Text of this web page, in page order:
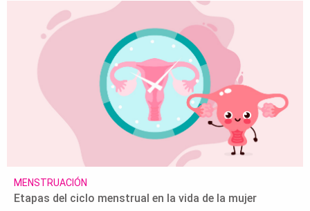
MENSTRUACIÓN
Etapas del ciclo menstrual en la vida de la mujer